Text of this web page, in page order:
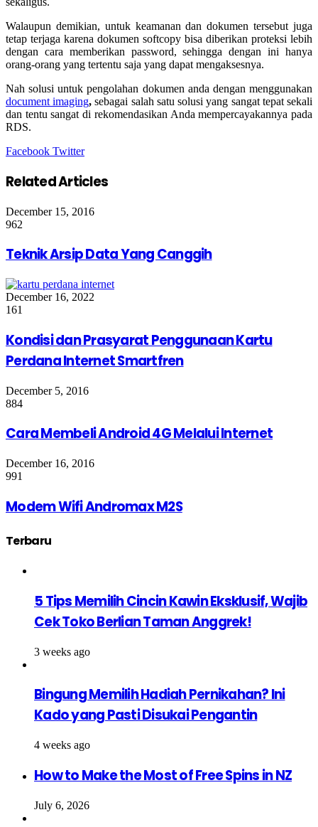
Walaupun demikian, untuk keamanan dan dokumen tersebut juga
tetap terjaga karena dokumen softcopy bisa diberikan proteksi lebih
dengan cara memberikan password, sehingga dengan ini hanya
orang-orang yang tertentu saja yang dapat mengaksesnya.
Nah solusi untuk pengolahan dokumen anda dengan menggunakan
document imaging,sebagai salah satu solusi yang sangat tepat sekali
dan tentu sangat di rekomendasikan Anda mempercayakannya pada
RDS.
Facebook TwitterGoogle+
LinkedIn
StumbleUpon
Tumblr
Pinterest
Reddit
VKontakte
Share
Email
Print
Related Articles
December 15, 2016
962
Teknik Arsip Data Yang Canggih
December 16, 2022
161
Kondisi dan Prasyarat Penggunaan Kartu
Perdana Internet Smartfren
December 5, 2016
884
Cara Membeli Android 4G Melalui Internet
December 16, 2016
991
Modem Wifi Andromax M2S
Terbaru
5 Tips Memilih Cincin Kawin Eksklusif, Wajib
Cek Toko Berlian Taman Anggrek!
3 weeks ago
Bingung Memilih Hadiah Pernikahan? Ini
Kado yang Pasti Disukai Pengantin
4 weeks ago
How to Make the Most of Free Spins in NZ
July 6, 2026